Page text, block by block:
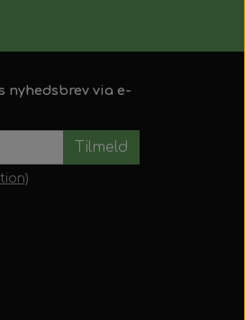
nyhedsbrev via e-
Tilmeld